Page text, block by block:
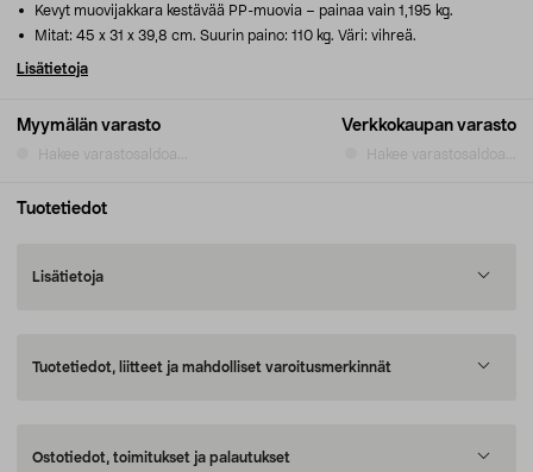
Myymälän varasto
Hakee varastosaldoa...
Verkkokaupan varasto
Hakee varastosaldoa...
Kevyt muovijakkara kestävää PP-muovia – painaa vain 1,195 kg.
Mitat: 45 x 31 x 39,8 cm. Suurin paino: 110 kg. Väri: vihreä.
Lisätietoja
Tuotetiedot
Lisätietoja
Tuotetiedot, liitteet ja mahdolliset varoitusmerkinnät
Ostotiedot, toimitukset ja palautukset